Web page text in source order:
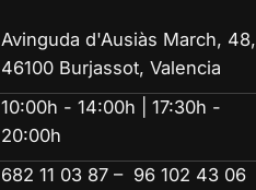
Avinguda d'Ausiàs March, 48,
46100 Burjassot, Valencia
10:00h - 14:00h | 17:30h -
20:00h
682 11 03 87 – 96 102 43 06